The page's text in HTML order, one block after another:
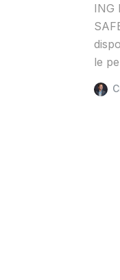
ING
le